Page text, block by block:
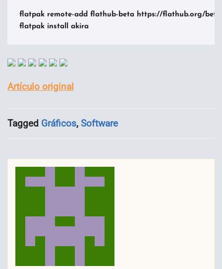
flatpak remote-add flathub-beta https://flathub.org/
flatpak install akira
Artículo original
Tagged Gráficos, Software